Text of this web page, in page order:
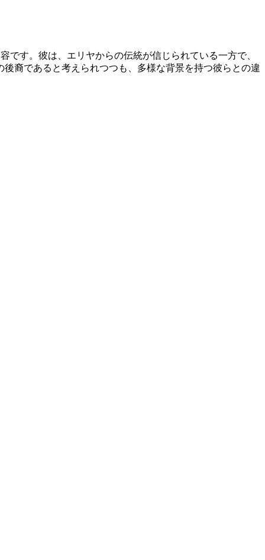
です。彼は、エリヤからの伝統が信じられている一方で、
裔であると考えられつつも、多様な背景を持つ彼らとの違